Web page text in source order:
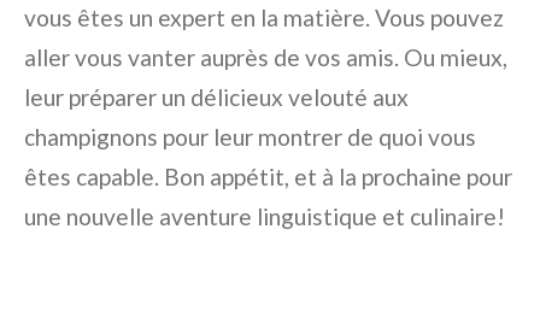
vous êtes un expert en la matière. Vous pouvez
aller vous vanter auprès de vos amis. Ou mieux,
leur préparer un délicieux velouté aux
champignons pour leur montrer de quoi vous
êtes capable. Bon appétit, et à la prochaine pour
une nouvelle aventure linguistique et culinaire!